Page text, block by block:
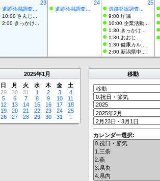
23
遺跡発掘調査...
10:00 さんじ...
2:00 きっかけ...
24
遺跡発掘調査...
25
遺跡発掘調査...
9:00 庁議
10:00 企業活動...
1:30 きっかけ...
1:30 おおじ...
1:30 健康カル...
2:00 新潟県中...
2025年1月
日
月 火 水 木 金
土
29
30 31 1 2 3
4
5
6 7 8 9 10
11
12
13 14 15 16 17
18
19
20 21 22 23 24
25
26
27 28 29 30 31 1
移動
カレンダー選択: